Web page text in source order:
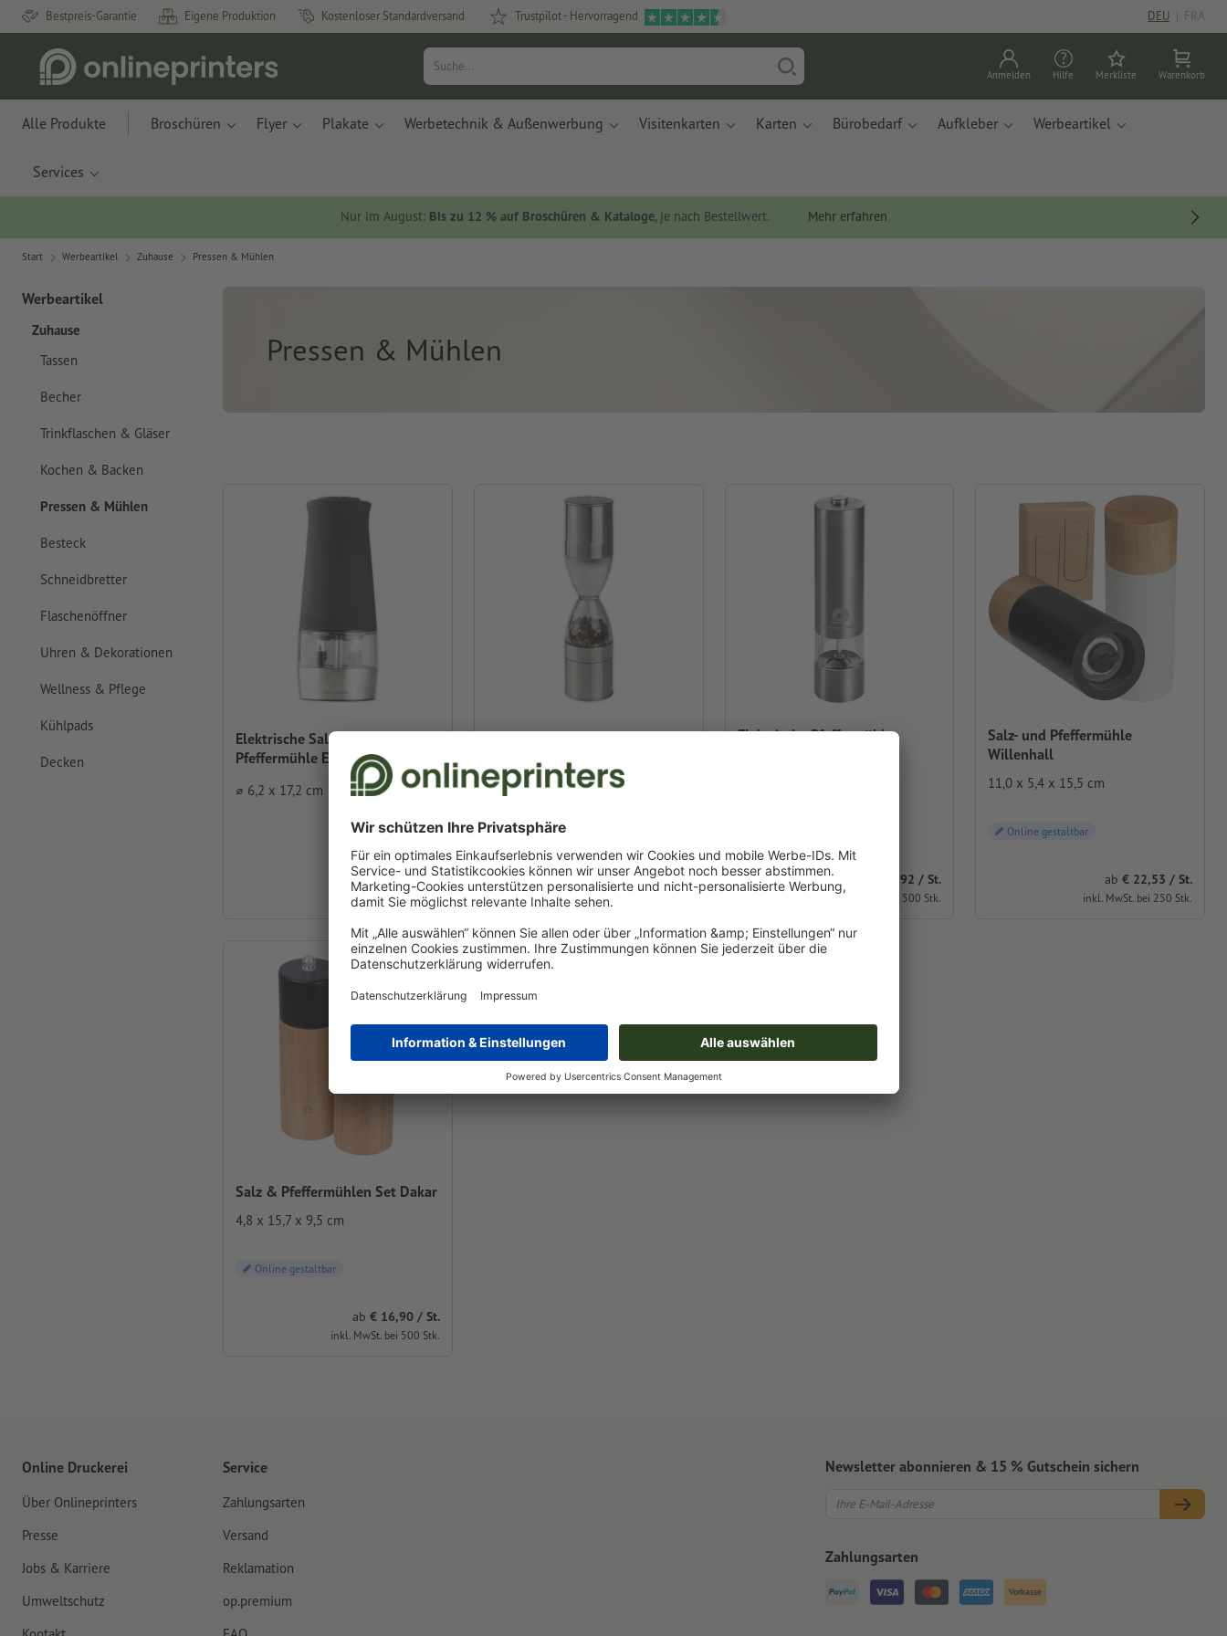
Bestpreis-Garantie Eigene Produktion Kostenloser Standardversand Trustpilot - Hervorragend DEU | FRA
Anmelden Hilfe Merkliste Warenkorb
Alle Produkte Broschüren Flyer Plakate Werbetechnik & Außenwerbung Visitenkarten Karten Bürobedarf Aufkleber Werbeartikel
Services
Nur im August: Bis zu 12 % auf Broschüren & Kataloge, je nach Bestellwert. Mehr erfahren
Start Werbeartikel Zuhause Pressen & Mühlen
Werbeartikel
Zuhause
Tassen
Becher
Trinkflaschen & Gläser
Kochen & Backen
Pressen & Mühlen
Besteck
Schneidbretter
Flaschenöffner
Uhren & Dekorationen
Wellness & Pflege
Kühlpads
Decken
Pressen & Mühlen
Elektrische Salz- und
Pfeffermühle Elgin
⌀ 6,2 x 17,2 cm
ab€ 17,51 / St.
inkl. MwSt. bei 500 Stk.
⌀ 5,2 x 22,0 cm
ab€ 13,96 / St.
inkl. MwSt. bei 500 Stk.
Elektrische Pfeffermühle
€ 11,92 / St.
inkl. MwSt. bei 500 Stk.
Salz- und Pfeffermühle
Willenhall
11,0 x 5,4 x 15,5 cm
Online gestaltbar
ab € 22,53 / St.
inkl. MwSt. bei 250 Stk.
Salz & Pfeffermühlen Set Dakar
4,8 x 15,7 x 9,5 cm
Online gestaltbar
ab € 16,90 / St.
inkl. MwSt. bei 500 Stk.
Online Druckerei
Über Onlineprinters
Presse
Jobs & Karriere
Umweltschutz
Service
Zahlungsarten
Versand
Reklamation
op.premium
Newsletter abonnieren & 15 % Gutschein sichern
Zahlungsarten
Vorkasse